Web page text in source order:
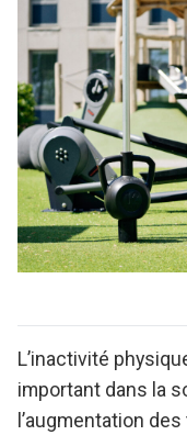
L’inactivité
important dans la
l’augmentation